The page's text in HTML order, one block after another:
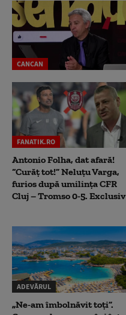
CANCAN
FANATIK.RO
Antonio Folha, dat afară!
“Curăț tot!” Neluțu Varga,
furios după umilința CFR
Cluj – Tromso 0-5. Exclusiv
ADEVĂRUL
„Ne-am îmbolnăvit toți”.